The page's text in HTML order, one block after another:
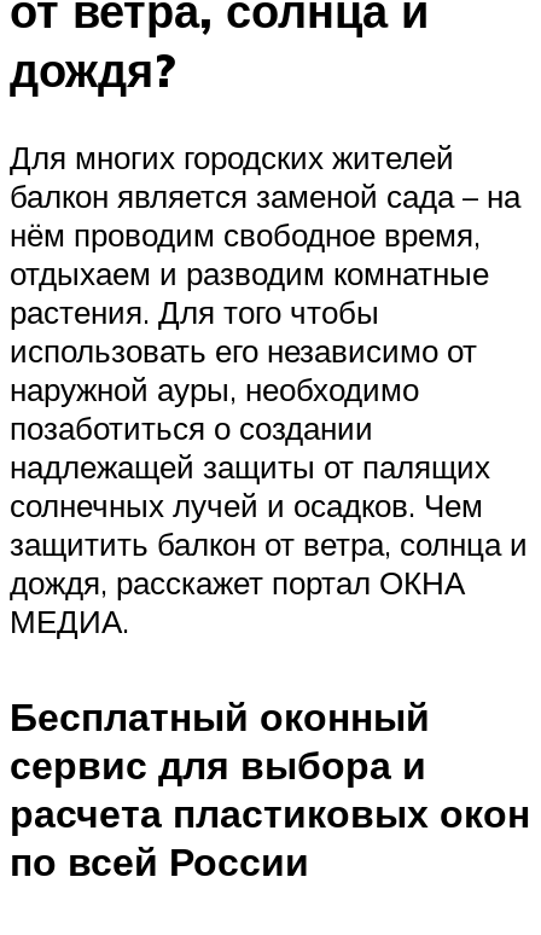
дождя?
Для многих городских жителей
балкон является заменой сада – на
нём проводим свободное время,
отдыхаем и разводим комнатные
растения. Для того чтобы
использовать его независимо от
наружной ауры, необходимо
позаботиться о создании
надлежащей защиты от палящих
солнечных лучей и осадков. Чем
защитить балкон от ветра, солнца и
дождя, расскажет портал ОКНА
МЕДИА.
Бесплатный оконный
сервис для выбора и
расчета пластиковых окон
по всей России